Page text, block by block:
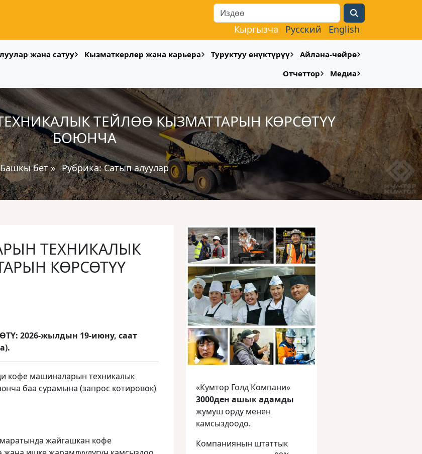
Search
Кыргызча Русский English
жана сатуу Кызматкерлер жана карьера Туруктуу өнүктүрүү
Айлана-чөйрө
Отчеттор
Медиа
ТЕЙЛӨӨ КЫЗМАТТАРЫН КӨРСӨТҮҮ
БОЮНЧА
Башкы бет» Рубрика:Сатып алуулар
ТЕХНИКАЛЫК
КӨРСӨТҮҮ
2026-жылдын 19-июну, саат
кофе машиналарын техникалык
баа сурамына (запрос котировок)
жайгашкан кофе
«Кумтөр Голд Компани»
3000ден ашык адамды
жумуш орду менен
камсыздоодо.
Компаниянын штаттык